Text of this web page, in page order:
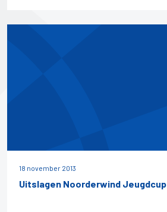
18 november 2013
Uitslagen Noorderwind Jeugdcup